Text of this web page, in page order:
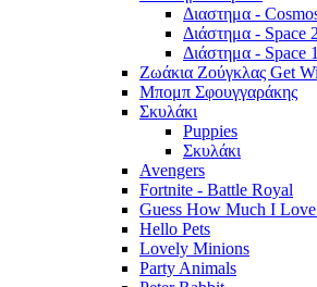
Διαστημα -
Διάστημα - Space 2
Διάστημα - Space 1
Ζωάκια Ζούγκλας Get
Μπομπ Σφουγγαράκης
Σκυλάκι
Puppies
Σκυλάκι
Avengers
Fortnite - Battle Royal
Guess How Much I Love
Hello Pets
Lovely Minions
Party Animals